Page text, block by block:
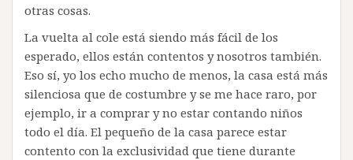
otras cosas.
La vuelta al cole está siendo más fácil de los
esperado, ellos están contentos y nosotros también.
Eso sí, yo los echo mucho de menos, la casa está más
silenciosa que de costumbre y se me hace raro, por
ejemplo, ir a comprar y no estar contando niños
todo el día. El pequeño de la casa parece estar
contento con la exclusividad que tiene durante